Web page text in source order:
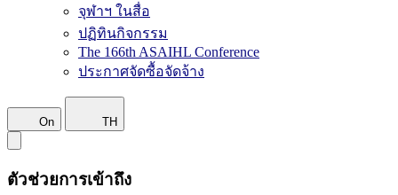
จุฬาฯ ในสื่อ
ปฏิทินกิจกรรม
The 166th ASAIHL Conference
ประกาศจัดซื้อจัดจ้าง
On TH
ตัวช่วยการเข้าถึง